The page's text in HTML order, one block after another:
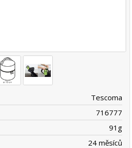
Tescoma
716777
91 g
24 měsíců